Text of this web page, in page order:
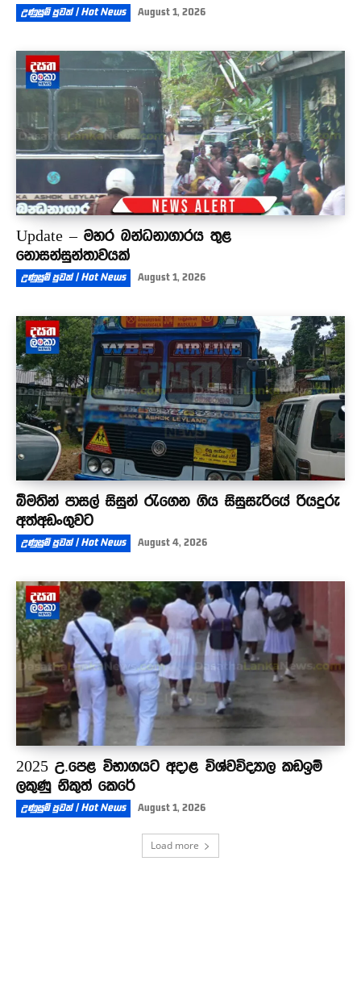
උණුසුම් පුවත් | Hot News August 1, 2026
Update – මහර බන්ධනාගාරය තුළ
නොසන්සුන්තාවයක්
උණුසුම් පුවත් | Hot News August 1, 2026
බීමතින් පාසල් සිසුන් රැගෙන ගිය සිසුසැරියේ රියදුරු
අත්අඩංගුවට
උණුසුම් පුවත් | Hot News August 4, 2026
2025 උ.පෙළ විභාගයට අදාළ විශ්වවිද්‍යාල කඩඉම්
ලකුණු නිකුත් කෙරේ
උණුසුම් පුවත් | Hot News August 1, 2026
Load more